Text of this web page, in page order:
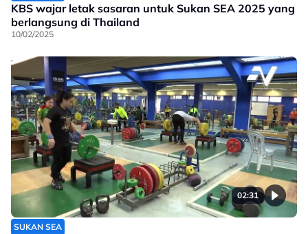
KBS wajar letak sasaran untuk Sukan SEA 2025 yang
berlangsung di Thailand
10/02/2025
02:31
SUKAN SEA